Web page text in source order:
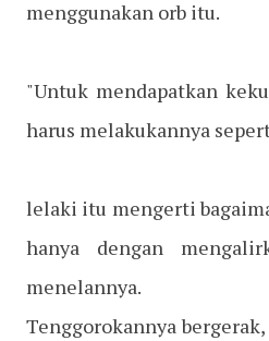
menggunakan orb itu.
"Untuk mendapatkan
harus melakukannya
lelaki itu mengerti
hanya dengan
menelannya.
Tenggorokannya